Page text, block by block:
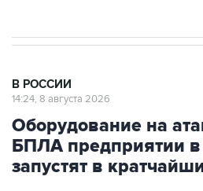
В РОССИИ
14:24, 8 августа 2026
Оборудование на
БПЛА предприятии
запустят в